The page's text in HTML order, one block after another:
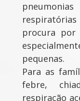
procura por
pequenas.
Para as
febre,
respiração